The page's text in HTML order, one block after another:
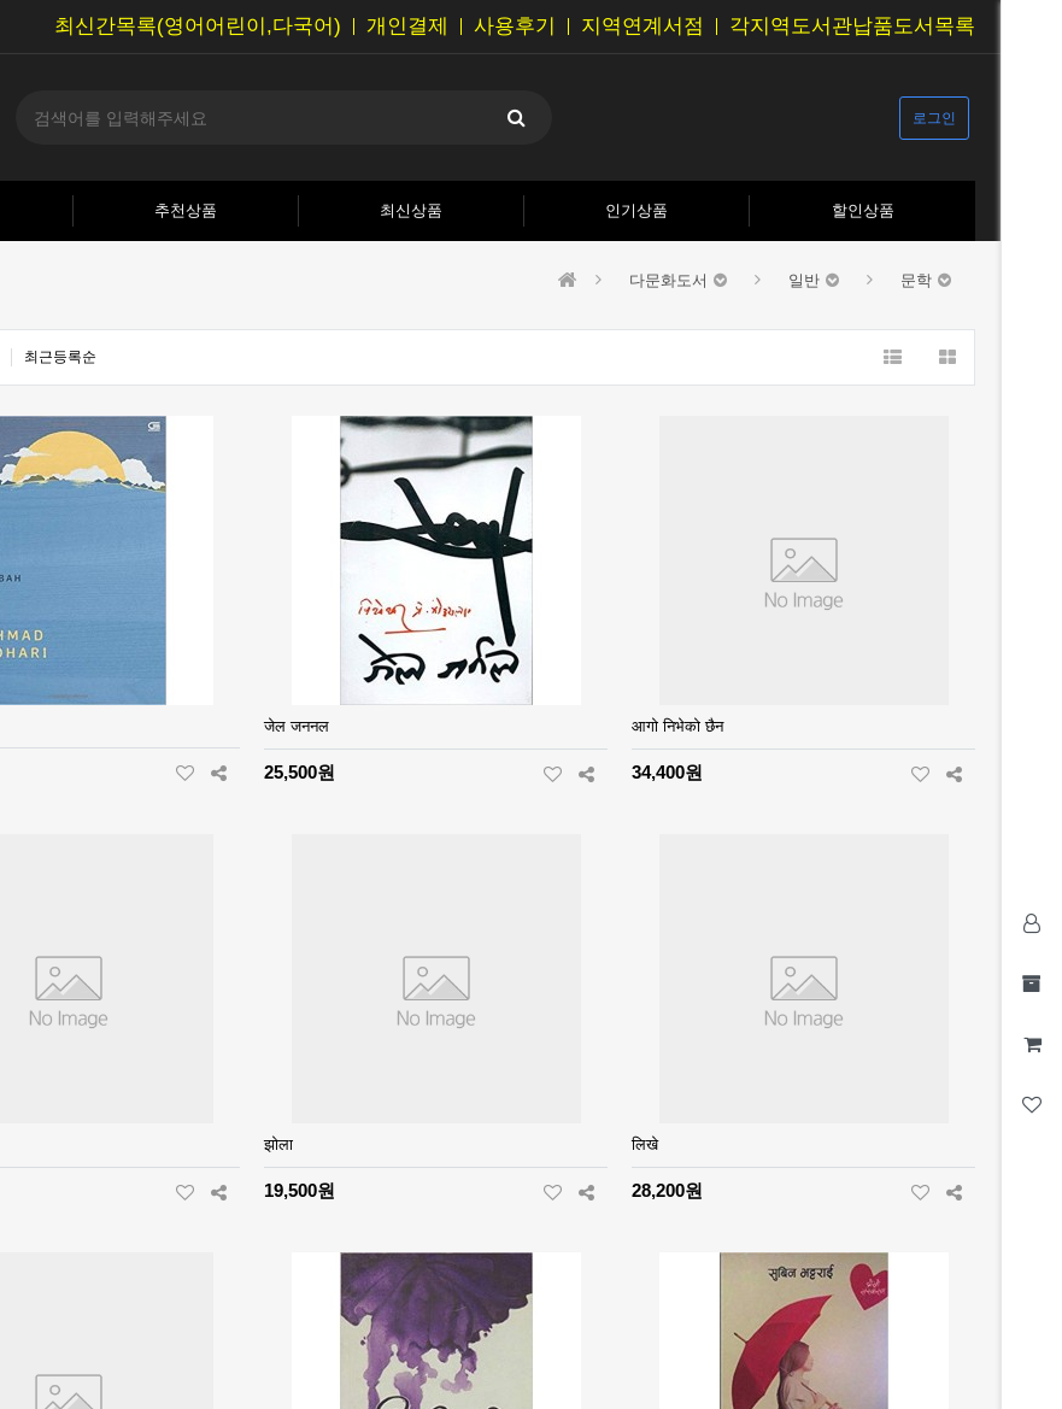
최신간목록(영어어린이,다국어) 개인결제 사용후기 지역연계서점 각지역도서관납품도서목록
로그인
추천상품 최신상품 인기상품 할인상품
다문화도서 일반 문학
최근등록순
जेल जननल
25,500원
आगो निभेको छैन
34,400원
झोला
19,500원
लिखे
28,200원